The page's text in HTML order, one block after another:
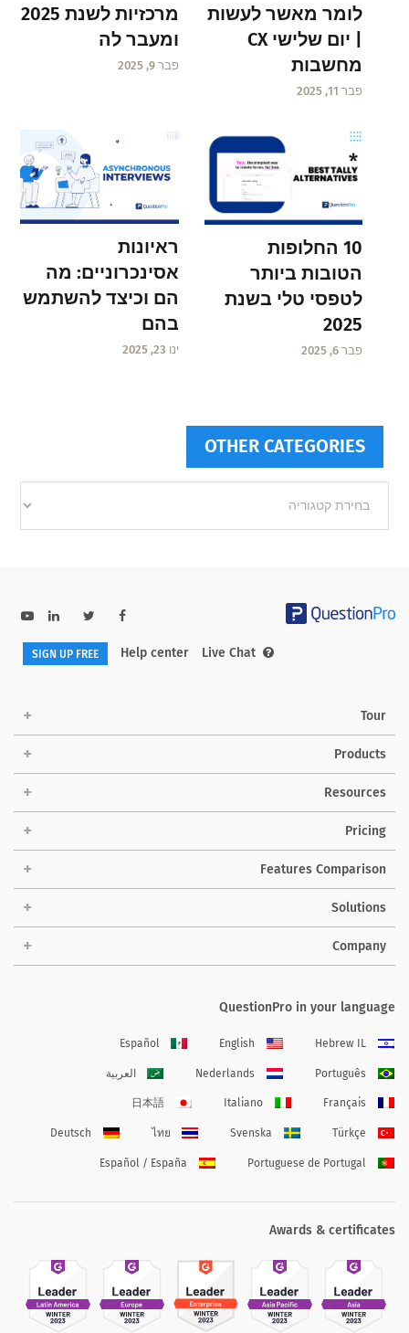
לומר מאשר לעשות
| יום שלישי CX
מחשבות
פבר 11, 2025
מרכזיות לשנת 2025
ומעבר לה
פבר 9, 2025
10 החלופות
הטובות ביותר
לטפסי טלי בשנת
2025
פבר 6, 2025
ראיונות
אסינכרוניים: מה
הם וכיצד להשתמש
בהם
ינו 23, 2025
OTHER CATEGORIES
categories
Help center Live Chat
SIGN UP FREE
Tour
Products
Resources
Pricing
Features Comparison
Solutions
Company
QuestionPro in your language
Hebrew IL
English
Español
Português
Nederlands العربية
Français
Italiano
日本語
Türkçe
Svenska
ไทย
Deutsch
Portuguese de Portugal
Español / España
Awards & certificates